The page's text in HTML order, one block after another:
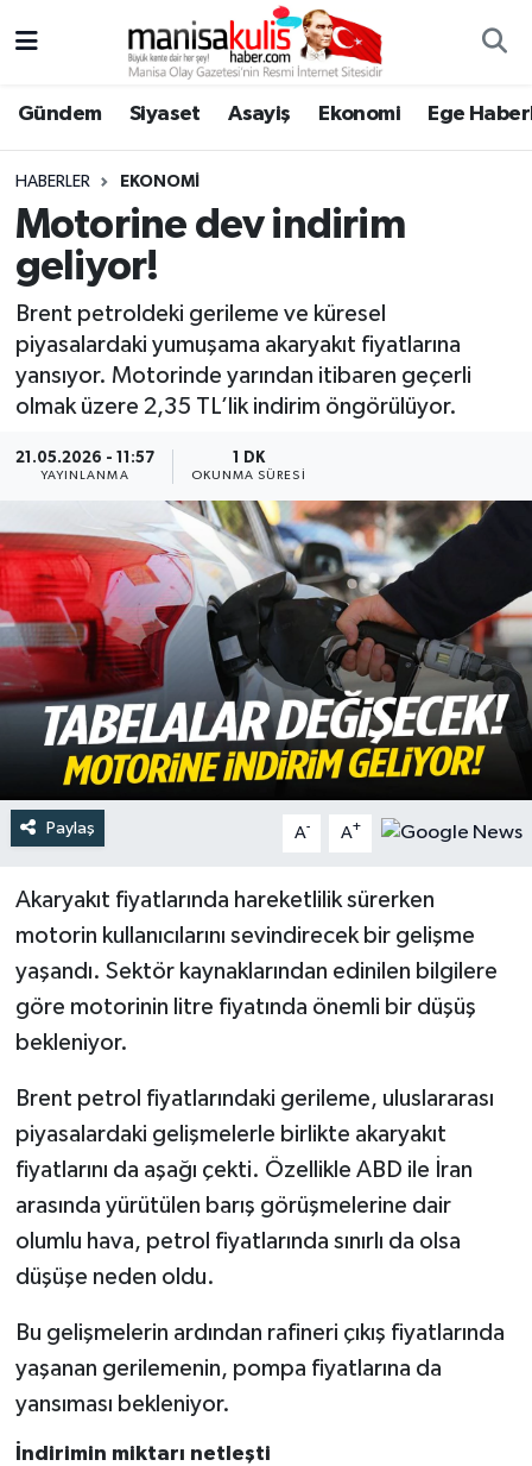
Gündem Siyaset Asayiş Ekonomi Ege
HABERLER EKONOMI
Motorine dev indirim
geliyor!
Brent petroldeki gerileme ve küresel
piyasalardaki yumuşama akaryakıt fiyatlarına
yansıyor. Motorinde yarından itibaren geçerli
olmak üzere 2,35 TL’lik indirim öngörülüyor.
21.05.2026 - 11:57
YAYINLANMA
1 DK
OKUNMA SÜRESI
Paylaş A- A+
Akaryakıt fiyatlarında hareketlilik sürerken
motorin kullanıcılarını sevindirecek bir gelişme
yaşandı. Sektör kaynaklarından edinilen bilgilere
göre motorinin litre fiyatında önemli bir düşüş
bekleniyor.
Brent petrol fiyatlarındaki gerileme, uluslararası
piyasalardaki gelişmelerle birlikte akaryakıt
fiyatlarını da aşağı çekti. Özellikle ABD ile İran
arasında yürütülen barış görüşmelerine dair
olumlu hava, petrol fiyatlarında sınırlı da olsa
düşüşe neden oldu.
Bu gelişmelerin ardından rafineri çıkış fiyatlarında
yaşanan gerilemenin, pompa fiyatlarına da
yansıması bekleniyor.
İndirimin miktarı netleşti
Ege Haberleri
Ekonomi
Genel
Gündem
Resmi İlan
Siyaset
Türkiye
Yaşam
Yunusemre Hava Durumu
Yunusemre Trafik Yoğunluk Haritası
Süper Lig Puan Durumu ve Fikstür
Tüm Manşetler
Son Dakika Haberleri
Haber Arşivi